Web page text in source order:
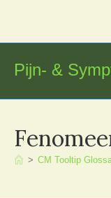
inhoud
Pijn- &
> CM Tooltip